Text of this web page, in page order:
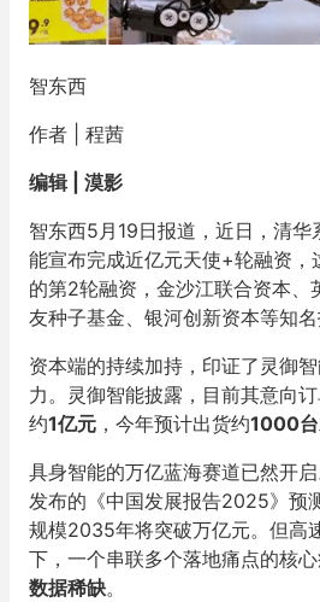
智东西
作者 | 程茜
编辑 | 漠影
智东西5月19日报道，近日，清华
能宣布完成近亿元天使+轮融资，
的第2轮融资，金沙江联合资本、
友种子基金、银河创新资本等知名
资本端的持续加持，印证了灵御
力。灵御智能披露，目前其意向
约1亿元 ，今年预计出货约1000台
具身智能的万亿蓝海赛道已然开
发布的《中国发展报告2025》预
规模2035年将突破万亿元。但高
下，一个串联多个落地痛点的核心
数据稀缺。